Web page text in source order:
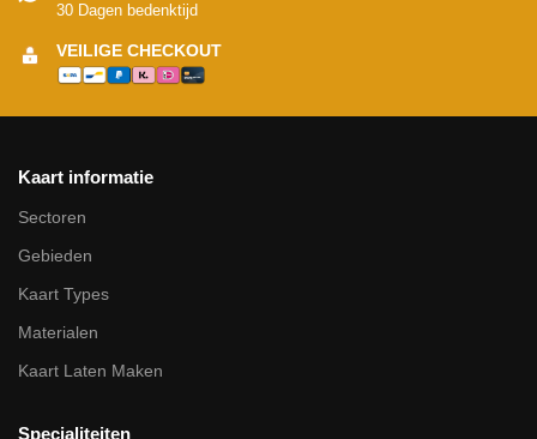
30 Dagen bedenktijd
VEILIGE CHECKOUT
Kaart informatie
Sectoren
Gebieden
Kaart Types
Materialen
Kaart Laten Maken
Specialiteiten